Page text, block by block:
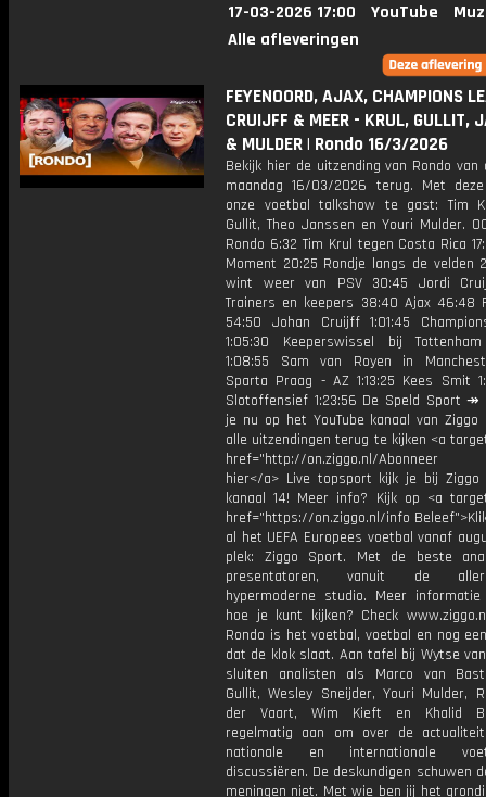
17-03-2026 17:00 YouTube
Alle afleveringen
FEYENOORD, AJAX, CHAMPIONS
CRUIJFF & MEER - KRUL, GULLIT,
& MULDER | Rondo 16/3/2026
Bekijk hier de uitzending van Rondo van
maandag 16/03/2026 terug. Met
onze voetbal talkshow te gast: Tim
Gullit, Theo Janssen en Youri Mulder.
Rondo 6:32 Tim Krul tegen Costa Rica
Moment 20:25 Rondje langs de velden
wint weer van PSV 30:45 Jordi
Trainers en keepers 38:40 Ajax 46:48
54:50 Johan Cruijff 1:01:45
1:05:30 Keeperswissel bij
1:08:55 Sam van Royen in
Sparta Praag - AZ 1:13:25 Kees Smit
Slotoffensief 1:23:56 De Speld Sport ↠
je nu op het YouTube kanaal van
alle uitzendingen terug te kijken <a
href="http://on.ziggo.nl/
hier</a> Live topsport kijk je bij
kanaal 14! Meer info? Kijk op <a
href="https://on.ziggo.nl/info
al het UEFA Europees voetbal vanaf
plek: Ziggo Sport. Met de beste
presentatoren, vanuit de
hypermoderne studio. Meer
hoe je kunt kijken? Check
Rondo is het voetbal, voetbal en nog
dat de klok slaat. Aan tafel bij Wytse
sluiten analisten als Marco van
Gullit, Wesley Sneijder, Youri Mulder,
der Vaart, Wim Kieft en Khalid
regelmatig aan om over de
nationale en internationale
discussiëren. De deskundigen schuwen
meningen niet. Met wie ben jij het